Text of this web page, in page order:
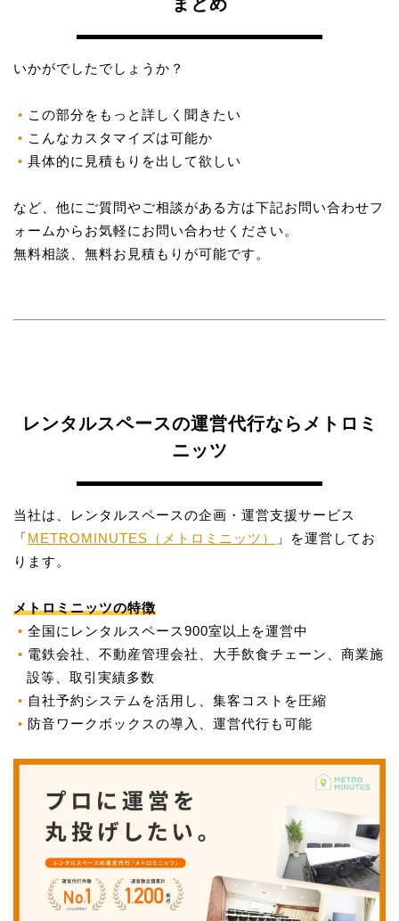
いかがでしたでしょうか？
この部分をもっと詳しく聞きたい
こんなカスタマイズは可能か
具体的に見積もりを出して欲しい
など、他にご質問やご相談がある方は下記お問い合わせフ
ォームからお気軽にお問い合わせください。
無料相談、無料お見積もりが可能です。
レンタルスペースの運営代行ならメトロミ
ニッツ
当社は、レンタルスペースの企画・運営支援サービス
「METROMINUTES（メトロミニッツ）
」を運営してお
ります。
メトロミニッツの特徴
全国にレンタルスペース900室以上を運営中
電鉄会社、不動産管理会社、大手飲食チェーン、商業施
設等、取引実績多数
自社予約システムを活用し、集客コストを圧縮
防音ワークボックスの導入、運営代行も可能